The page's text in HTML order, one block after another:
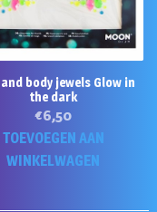
body jewels Glow in
the dark
€6,50
TOEVOEGEN AAN
WINKELWAGEN